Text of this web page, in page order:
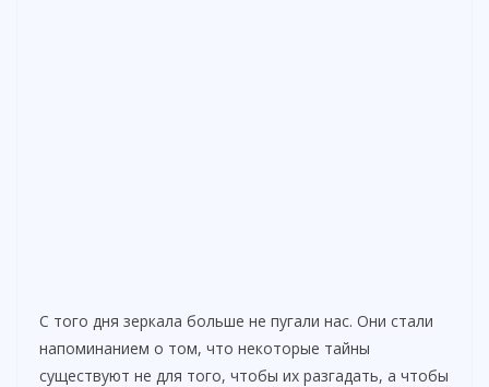
С того дня зеркала больше не пугали нас. Они стали
напоминанием о том, что некоторые тайны
существуют не для того, чтобы их разгадать, а чтобы